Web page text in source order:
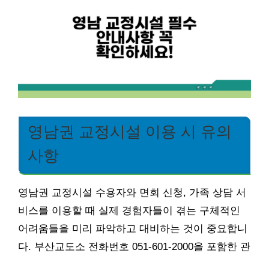
영남권 교정시설 이용 시 유의
사항
영남권 교정시설 수용자와 면회 신청, 가족 상담 서
비스를 이용할 때 실제 경험자들이 겪는 구체적인
어려움들을 미리 파악하고 대비하는 것이 중요합니
다. 부산교도소 전화번호 051-601-2000을 포함한 관